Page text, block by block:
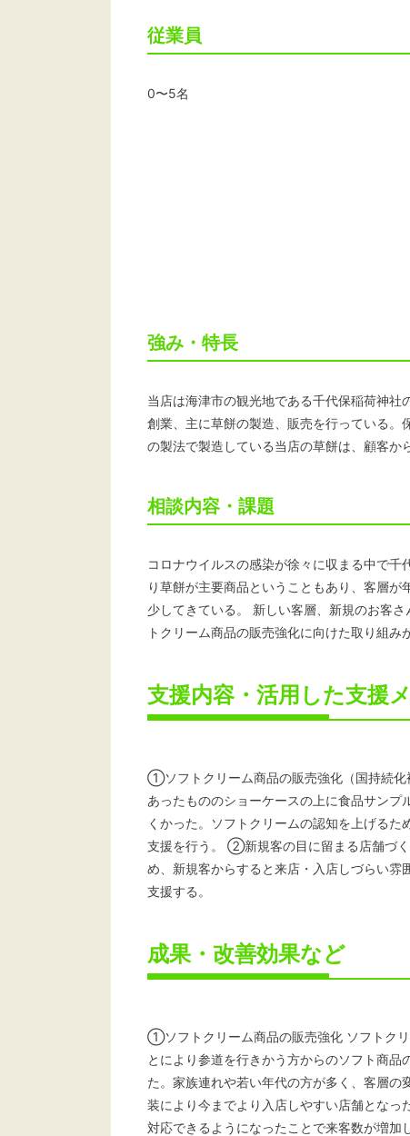
従業員
0〜5名
強み・特長
当店は海津市の観光地である千代保稲荷神
創業、主に草餅の製造、販売を行っている。
の製法で製造している当店の草餅は、顧客か
相談内容・課題
コロナウイルスの感染が徐々に収まる中で
り草餅が主要商品ということもあり、客層
少してきている。 新しい客層、新規のお客
トクリーム商品の販売強化に向けた取り組み
支援内容・活用した支援
①ソフトクリーム商品の販売強化（国持続化
あったもののショーケースの上に食品サン
くかった。ソフトクリームの認知を上げる
支援を行う。 ②新規客の目に留まる店舗づ
め、新規客からすると来店・入店しづらい雰
支援する。
成果・改善効果など
①ソフトクリーム商品の販売強化 ソフトク
とにより参道を行きかう方からのソフト商
た。家族連れや若い年代の方が多く、客層
装により今までより入店しやすい店舗となっ
対応できるようになったことで来客数が増